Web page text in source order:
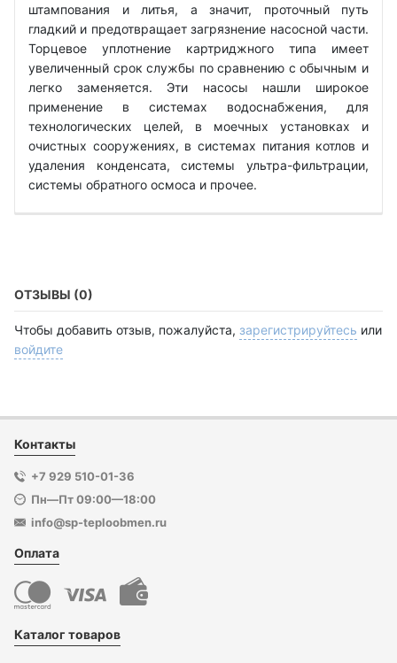
штампования и литья, а значит, проточный путь
гладкий и предотвращает загрязнение насосной части.
Торцевое уплотнение картриджного типа имеет
увеличенный срок службы по сравнению с обычным и
легко заменяется. Эти насосы нашли широкое
применение в системах водоснабжения, для
технологических целей, в моечных установках и
очистных сооружениях, в системах питания котлов и
удаления конденсата, системы ультра-фильтрации,
системы обратного осмоса и прочее.
ОТЗЫВЫ (0)
Чтобы добавить отзыв, пожалуйста, зарегистрируйтесь или
войдите
Контакты
+7 929 510-01-36
Пн—Пт 09:00—18:00
info@sp-teploobmen.ru
Оплата
Каталог товаров